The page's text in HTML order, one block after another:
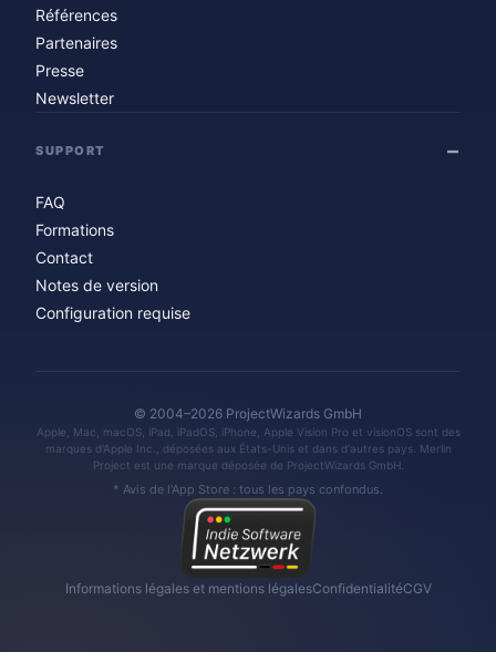
Références
Partenaires
Presse
Newsletter
SUPPORT
FAQ
Formations
Contact
Notes de version
Configuration requise
© 2004–2026 ProjectWizards GmbH
Apple, Mac, macOS, iPad, iPadOS, iPhone, Apple Vision Pro et visionOS sont des
marques d'Apple Inc., déposées aux États-Unis et dans d'autres pays. Merlin
Project est une marque déposée de ProjectWizards GmbH.
* Avis de l'App Store : tous les pays confondus.
Informations légales et mentions légalesConfidentialitéCGV